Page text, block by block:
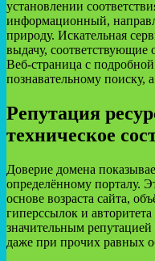
установлении
информационный,
природу. Искательная
выдачу,
Веб-страница с
познавательному поиску,
Репутация
техническое
Доверие домена
определённому порталу.
основе возраста сайта,
гиперссылок и
значительным
даже при прочих равных